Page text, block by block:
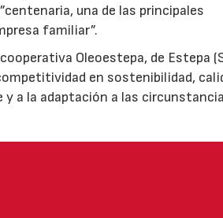
una de las principales
familiar”.
Oleoestepa, de Estepa
en sostenibilidad,
a la adaptación a las